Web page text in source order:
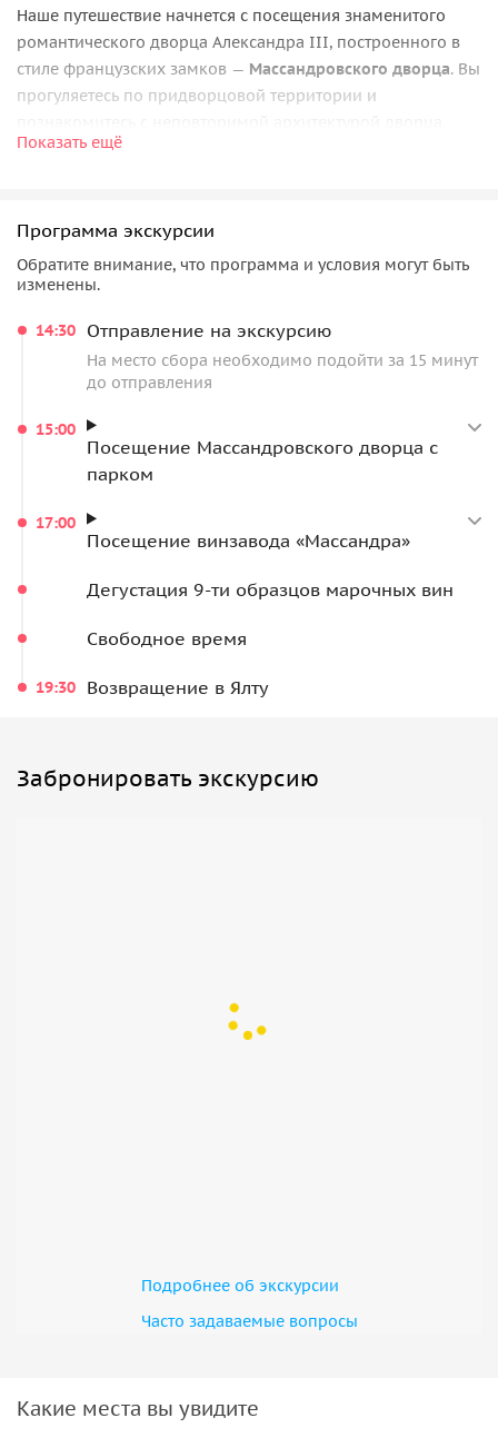
Наше путешествие начнется с посещения знаменитого
романтического дворца Александра III, построенного в
стиле французских замков — Массандровского дворца. Вы
прогуляетесь по придворцовой территории и
увидите скульптуры сатиров, а также цветочные террасы и
ознакомиться с документами и фотоматериалами,
рассказывающими о жизни императоров Александра III и
Николая II, а также узнать историю Массандровского
Винзавод «Массандра»
«Массандра»
, заложенному князем Л.С. Голицыным в 1894
году. Вместе с гидом вы пройдете по территории
винодельческого музея, познакомитесь с технологией
царской коллекции и цеха для выдержки вин, а также
Показать ещё
Программа экскурсии
Обратите внимание, что программа и условия могут быть
изменены.
14:30 Отправление на экскурсию
На место сбора необходимо подойти за 15 минут
до отправления
15:00
Посещение Массандровского дворца с
парком
17:00
Посещение винзавода «Массандра»
Дегустация 9-ти образцов марочных вин
Свободное время
19:30 Возвращение в Ялту
Забронировать экскурсию
Подробнее об экскурсии
Часто задаваемые вопросы
Какие места вы увидите